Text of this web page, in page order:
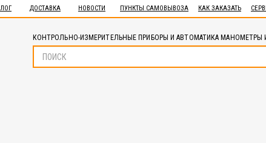
ДОСТАВКА НОВОСТИ ПУНКТЫ САМОВЫВОЗА КАК ЗАКАЗАТЬ
КОНТРОЛЬНО-ИЗМЕРИТЕЛЬНЫЕ ПРИБОРЫ И АВТОМАТИКА МАНОМЕТРЫ